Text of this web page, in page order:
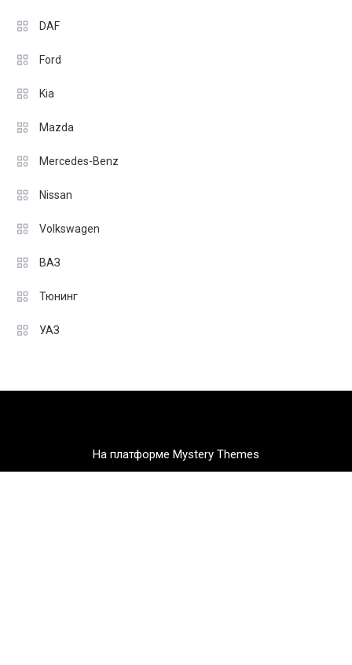
DAF
Ford
Kia
Mazda
Mercedes-Benz
Nissan
Volkswagen
ВАЗ
Тюнинг
УАЗ
На платформе Mystery Themes